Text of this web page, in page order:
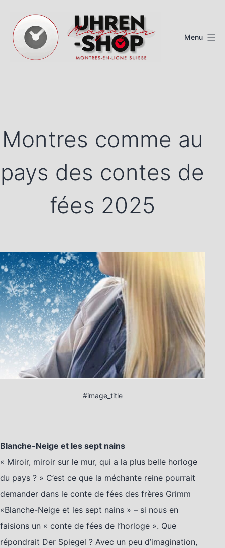
contenu
Menu
Montres comme au
pays des contes de
fées 2025
#image_title
Blanche-Neige et les sept nains
« Miroir, miroir sur le mur, qui a la plus belle horloge
du pays ? » C’est ce que la méchante reine pourrait
demander dans le conte de fées des frères Grimm
«Blanche-Neige et les sept nains » – si nous en
faisions un « conte de fées de l’horloge ». Que
répondrait Der Spiegel ? Avec un peu d’imagination,